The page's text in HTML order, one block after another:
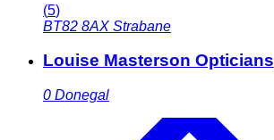
(5)
BT82 8AX Strabane
Louise Masterson Opticians
0 Donegal